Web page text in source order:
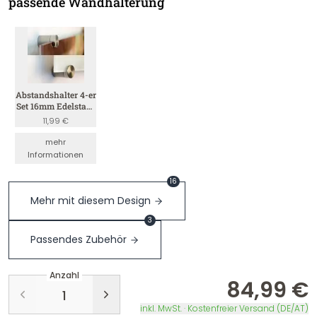
Abstandshalter 4-er
Set 16mm Edelstahl
(Satin 4mm)
11,99 €
mehr
Informationen
Mehr mit diesem Design
16
Passendes Zubehör
3
Anzahl
84,99 €
inkl. MwSt. · Kostenfreier Versand (DE/AT)